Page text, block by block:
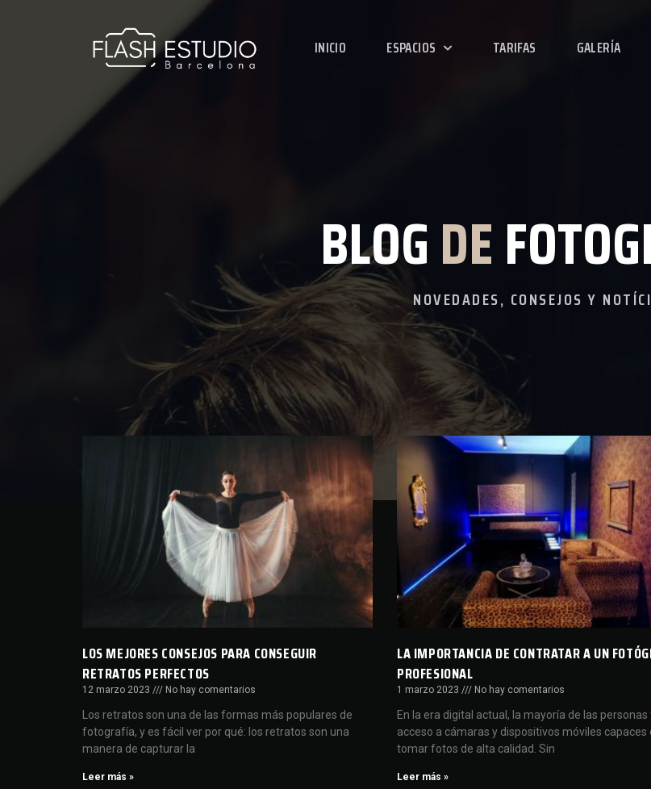
INICIO ESPACIOS TARIFAS GALERÍA
BLOGDE
NOVEDADES, CONSEJOS Y
LOS MEJORES CONSEJOS PARA CONSEGUIR
RETRATOS PERFECTOS
12 marzo 2023 No hay comentarios
Los retratos son una de las formas más populares de
fotografía, y es fácil ver por qué: los retratos son una
manera de capturar la
Leer más »
LA IMPORTANCIA DE CONTRATAR A UN
PROFESIONAL
1 marzo 2023 No hay comentarios
En la era digital actual, la mayoría de las personas
acceso a cámaras y dispositivos móviles capaces
tomar fotos de alta calidad. Sin
Leer más »